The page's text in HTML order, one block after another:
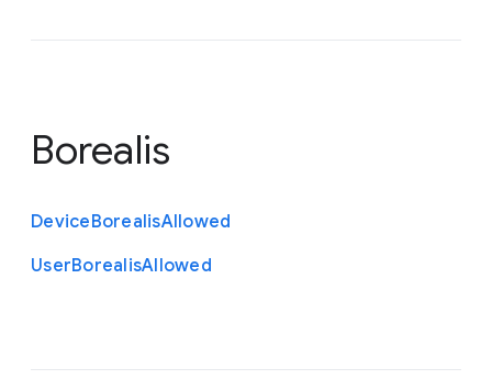
Borealis
DeviceBorealisAllowed
UserBorealisAllowed